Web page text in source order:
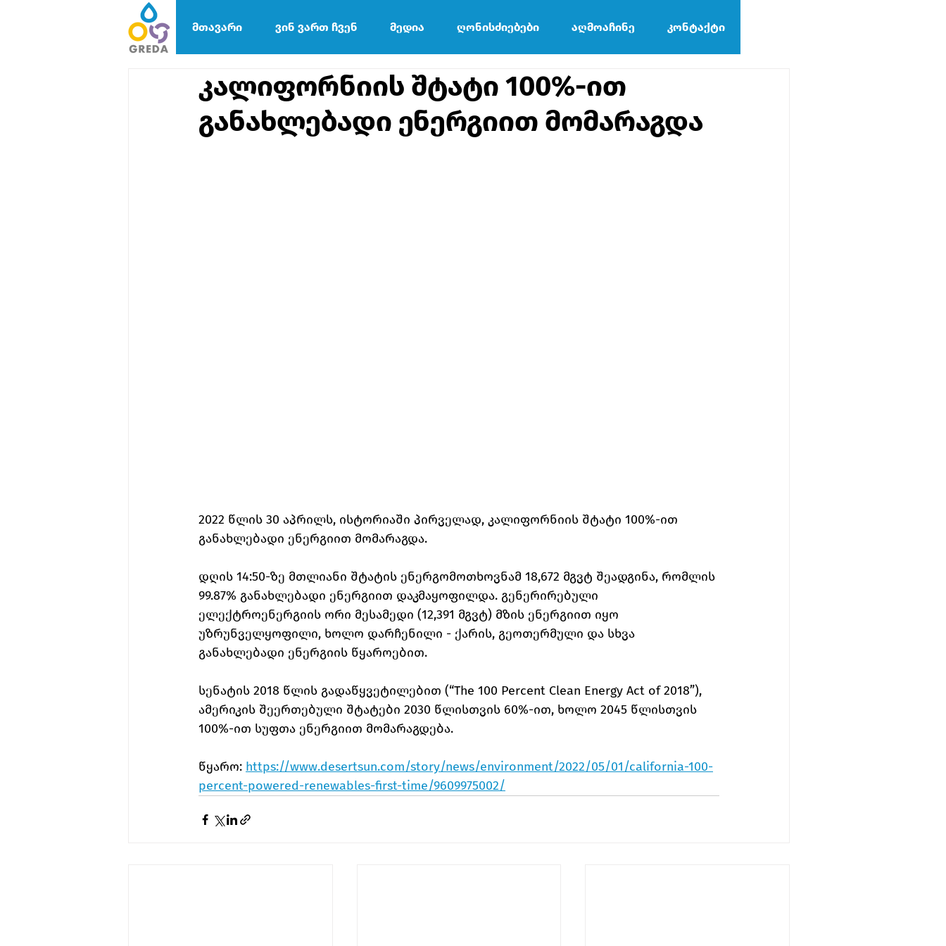
მთავარი ვინ ვართ ჩვენ მედია ღონისძიებები აღმოაჩინე კონტაქტი
კალიფორნიის შტატი 100%-ით
განახლებადი ენერგიით მომარაგდა
2022 წლის 30 აპრილს, ისტორიაში პირველად, კალიფორნიის შტატი 100%-ით
განახლებადი ენერგიით მომარაგდა.
დღის 14:50-ზე მთლიანი შტატის ენერგომოთხოვნამ 18,672 მგვტ შეადგინა, რომლის
99.87% განახლებადი ენერგიით დაკმაყოფილდა. გენერირებული
ელექტროენერგიის ორი მესამედი (12,391 მგვტ) მზის ენერგიით იყო
უზრუნველყოფილი, ხოლო დარჩენილი - ქარის, გეოთერმული და სხვა
განახლებადი ენერგიის წყაროებით.
სენატის 2018 წლის გადაწყვეტილებით (“The 100 Percent Clean Energy Act of 2018”),
ამერიკის შეერთებული შტატები 2030 წლისთვის 60%-ით, ხოლო 2045 წლისთვის
100%-ით სუფთა ენერგიით მომარაგდება.
წყარო: https://www.desertsun.com/story/news/environment/2022/05/01/california-100-
percent-powered-renewables-first-time/9609975002/